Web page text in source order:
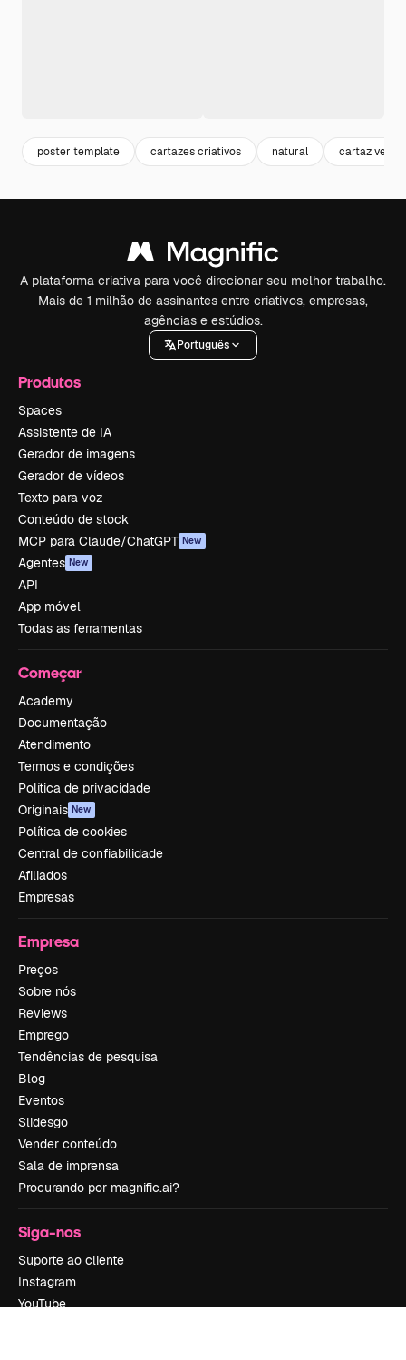
poster template cartazes criativos natural cartaz verde
A plataforma criativa para você direcionar seu melhor trabalho.
Mais de 1 milhão de assinantes entre criativos, empresas,
agências e estúdios.
Português
Produtos
Spaces
Assistente de IA
Gerador de imagens
Gerador de vídeos
Texto para voz
Conteúdo de stock
MCP para Claude/ChatGPT New
Agentes New
API
App móvel
Todas as ferramentas
Começar
Academy
Documentação
Atendimento
Termos e condições
Política de privacidade
Originais New
Política de cookies
Central de confiabilidade
Afiliados
Empresas
Empresa
Preços
Sobre nós
Reviews
Emprego
Tendências de pesquisa
Blog
Eventos
Slidesgo
Vender conteúdo
Sala de imprensa
Procurando por magnific.ai?
Siga-nos
Suporte ao cliente
Instagram
YouTube